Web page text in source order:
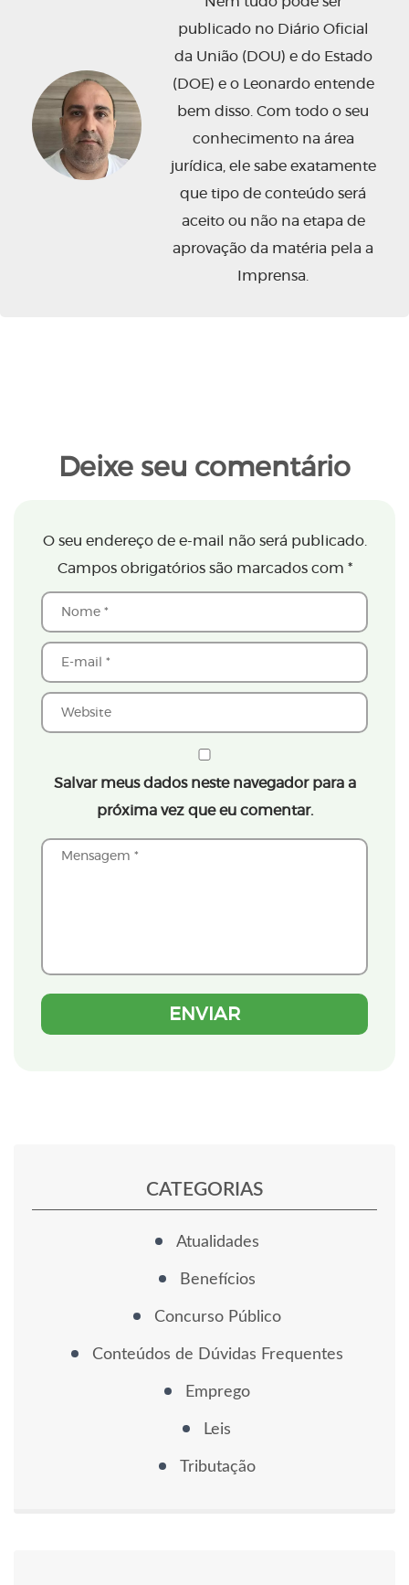
publicado no Diário Oficial
da União (DOU) e do Estado
(DOE) e o Leonardo entende
bem disso. Com todo o seu
conhecimento na área
jurídica, ele sabe exatamente
que tipo de conteúdo será
aceito ou não na etapa de
aprovação da matéria pela a
Imprensa.
Deixe seu comentário
O seu endereço de e-mail não será publicado.
Campos obrigatórios são marcados com *
Salvar meus dados neste navegador para a
próxima vez que eu comentar.
CATEGORIAS
Atualidades
Benefícios
Concurso Público
Conteúdos de Dúvidas Frequentes
Emprego
Leis
Tributação